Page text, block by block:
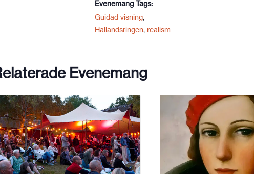
Evenemang Tags:
Guidad visning,
Hallandsringen, realism
Evenemang